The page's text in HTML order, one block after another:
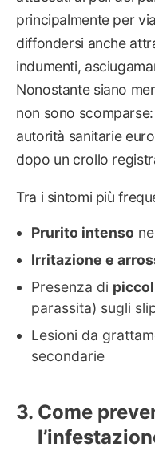
principalmente per
diffondersi anche
indumenti,
Nonostante siano
non sono
autorità sanitarie
dopo un crollo
Tra i sintomi più
Prurito intenso
Irritazione e
Presenza di
parassita) sugli
Lesioni da
secondarie
Come